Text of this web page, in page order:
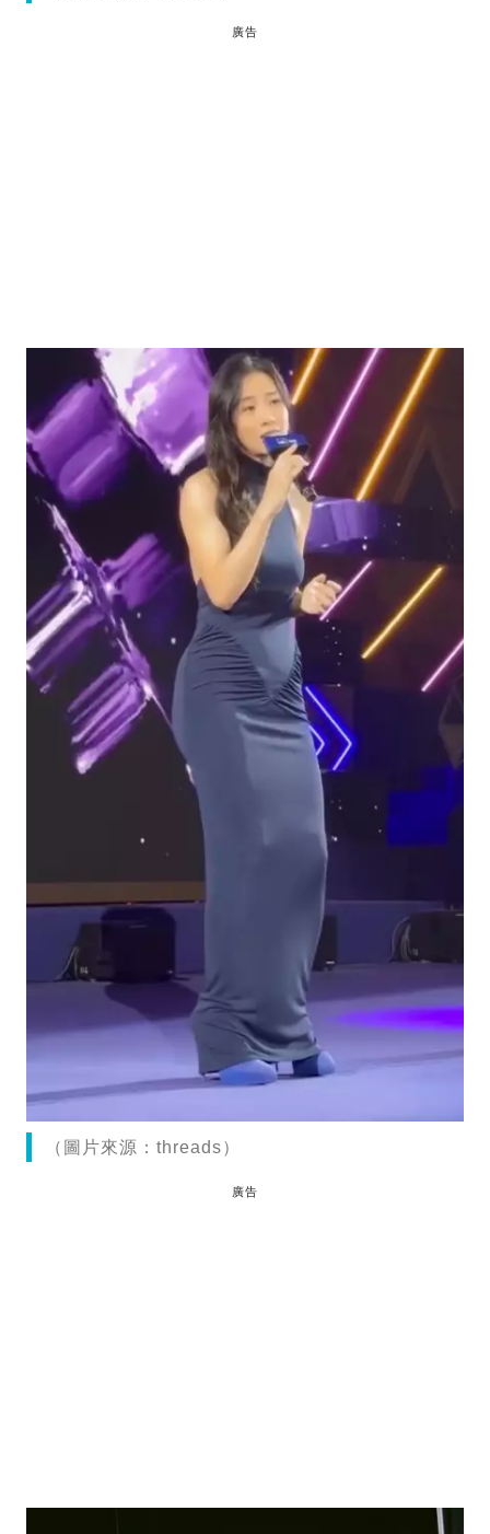
廣告
（圖片來源：threads）
廣告